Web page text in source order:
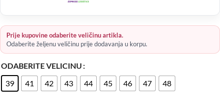
Prije kupovine odaberite veličinu artikla.
Odaberite željenu veličinu prije dodavanja u korpu.
ODABERITE VELICINU
39
41 42 43 44 45 46 47 48